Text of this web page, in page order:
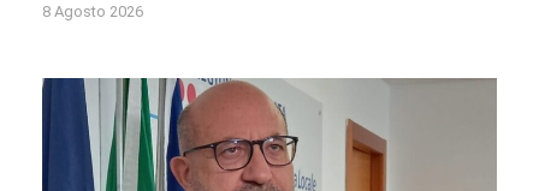
8 Agosto 2026